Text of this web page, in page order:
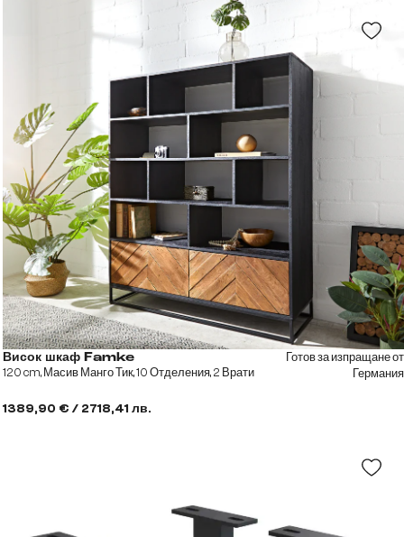
Висок шкаф Famke
120 cm, Масив Манго Тик, 10 Отделения, 2 Врати
1389,90 € / 2718,41 лв.
Готов за изпращане от
Германия